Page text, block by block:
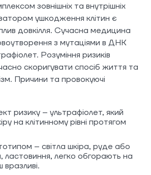
зовнішніх та внутрішніх
ушкодження клітин є
довкілля. Сучасна медицина
з мутаціями в ДНК
Розуміння ризиків
скоригувати спосіб життя та
Причини та провокуючі
ризику – ультрафіолет, який
на клітинному рівні протягом
– світла шкіра, руде або
ластовиння, легко обгорають на
вразливі.